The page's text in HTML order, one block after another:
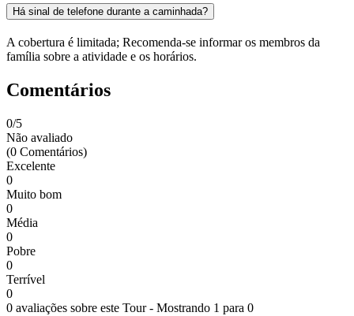
Há sinal de telefone durante a caminhada?
A cobertura é limitada; Recomenda-se informar os membros da
família sobre a atividade e os horários.
Comentários
0/5
Não avaliado
(0 Comentários)
Excelente
0
Muito bom
0
Média
0
Pobre
0
Terrível
0
0 avaliações sobre este Tour - Mostrando 1 para 0